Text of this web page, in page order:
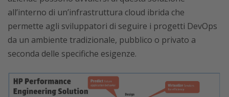
all’interno di un’infrastruttura cloud ibrida che
permette agli sviluppatori di seguire i progetti DevOps
da un ambiente tradizionale, pubblico o privato a
seconda delle specifiche esigenze.